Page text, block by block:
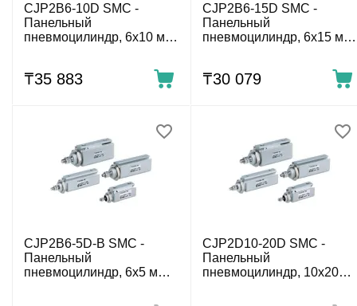
CJP2B6-10D SMC -
Панельный
пневмоцилиндр, 6x10 мм,
₸35 883
CJP2B6-15D SMC -
Панельный
пневмоцилиндр, 6x15 мм,
₸30 079
CJP2B6-5D-B SMC -
Панельный
пневмоцилиндр, 6x5 мм,
CJP2D10-20D SMC -
Панельный
пневмоцилиндр, 10x20